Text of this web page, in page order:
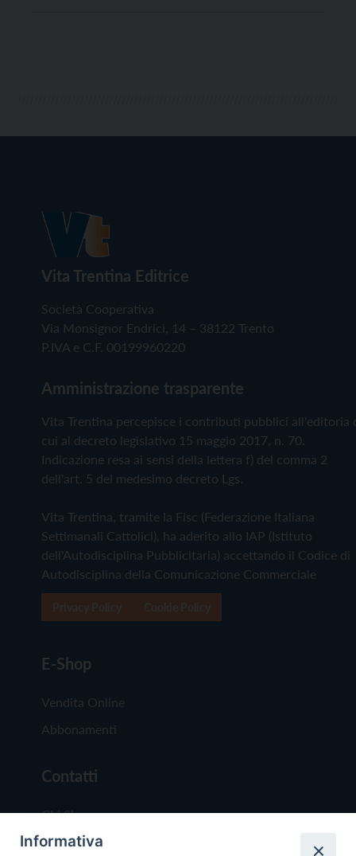
Vita Trentina Editrice
Società Cooperativa
Via Monsignor Endrici, 14 – 38122 Trento
P.IVA e C.F. 00199960220
Amministrazione trasparente
Vita Trentina percepisce i contributi pubblici all'editoria
cui al decreto legislativo 15 maggio 2017, n. 70.
Indicazione resa ai sensi della lettera f) del comma 2
dell'art. 5 del medesimo decreto Lgs.
Vita Trentina, tramite la Fisc (Federazione Italiana
Settimanali Cattolici), ha aderito allo IAP (Istituto
dell'Autodisciplina Pubblicitaria) accettando il Codice di
Autodisciplina della Comunicazione Commerciale
E-Shop
Vendita Online
Abbonamenti
Contatti
Chi Siamo
Redazione
Informativa